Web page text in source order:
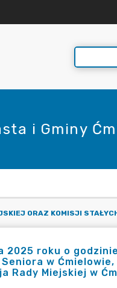
i Gminy
ORAZ KOMISJI
2025 roku o
Seniora w
Rady Miejskiej w